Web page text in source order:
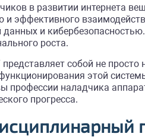
в развитии интернета
и эффективного
данных и
роста.
представляет собой не
этой
профессии наладчика
прогресса.